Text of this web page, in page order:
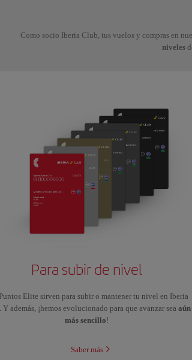
Como socio Iberia Club, tus vuelos y compras en
niveles
Para subir de nivel
Elite sirven para subir o mantener tu nivel en Iberia
además, ¡hemos evolucionado para que avanzar sea aún
más sencillo!
Saber más